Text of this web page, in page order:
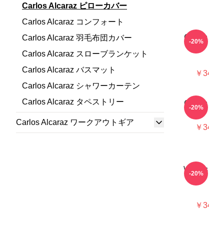
Carlos Alcaraz ピローカバー
Carlos Alcaraz コンフォート
Carlos Alcaraz 羽毛布団カバー
Carlos Alcaraz スローブランケット
Carlos Alcaraz バスマット
Carlos Alcaraz シャワーカーテン
Carlos Alcaraz タペストリー
Carlos Alcaraz ワークアウトギア
Carlos
￥
-20%
Carlos
￥
-20%
Who
￥
-20%